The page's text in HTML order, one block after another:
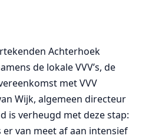
Achterhoek
de lokale VVV’s, de
met VVV
Wijk, algemeen directeur
is verheugd met deze stap:
er van meet af aan intensief